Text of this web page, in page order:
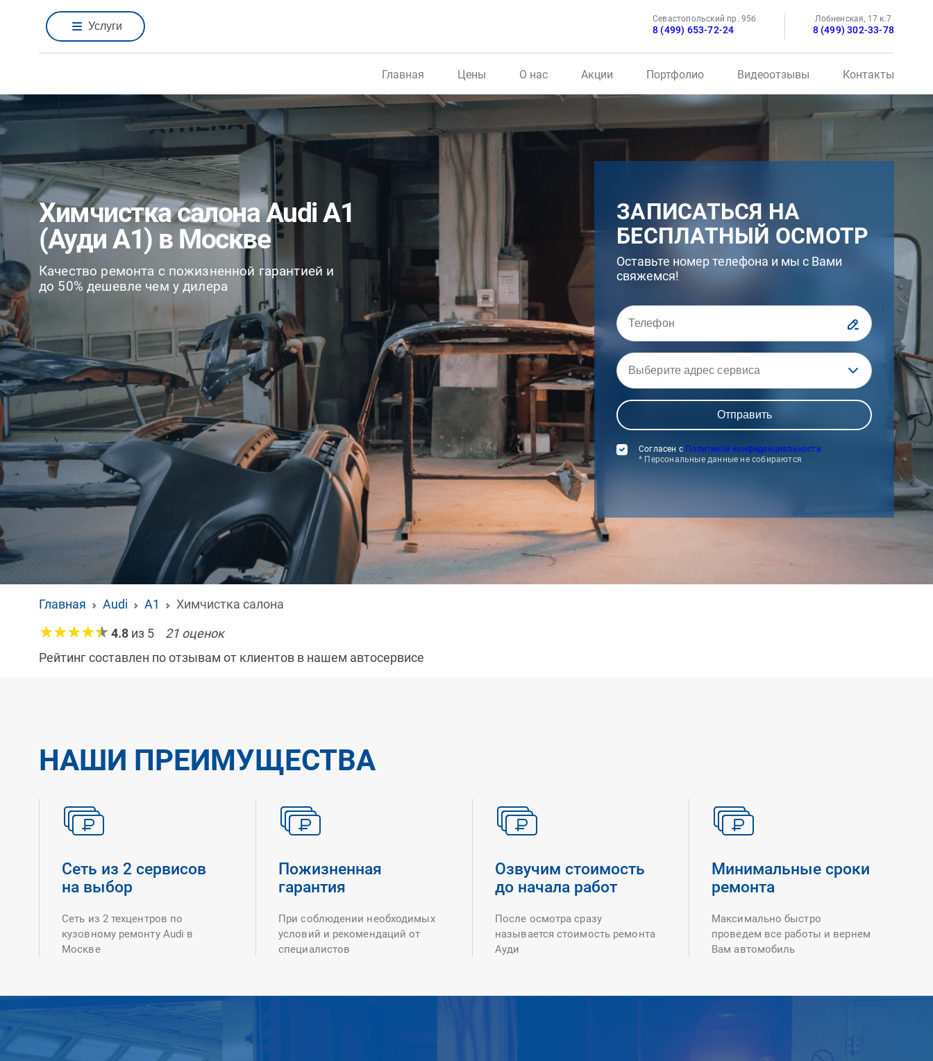
Услуги
Севастопольский пр. 95б
8 (499) 653-72-24
Лобненская, 17 к.7
8 (499) 302-33-78
Главная Цены О нас Акции Портфолио Видеоотзывы Контакты
Химчистка салона Audi A1
(Ауди А1) в Москве
Качество ремонта с пожизненной гарантией и
до 50% дешевле чем у дилера
ЗАПИСАТЬСЯ НА
БЕСПЛАТНЫЙ ОСМОТР
Оставьте номер телефона и мы с Вами
свяжемся!
Выберите адрес сервиса
Согласен с Политикой конфиденциальности
* Персональные данные не собираются
Главная Audi A1
Химчистка салона
4.8 из 5 21 оценок
Рейтинг составлен по отзывам от клиентов в нашем автосервисе
НАШИ ПРЕИМУЩЕСТВА
Сеть из 2 сервисов
на выбор
Сеть из 2 техцентров по
кузовному ремонту Audi в
Москве
Пожизненная
гарантия
При соблюдении необходимых
условий и рекомендаций от
специалистов
Озвучим стоимость
до начала работ
После осмотра сразу
называется стоимость ремонта
Ауди
Минимальные сроки
ремонта
Максимально быстро
проведем все работы и вернем
Вам автомобиль